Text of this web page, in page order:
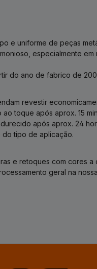
e uniforme de peças
especialmente em
do ano de fabrico de
revestir
toque após aprox. 15
após aprox. 24
do tipo de aplicação.
e retoques com cores a
geral na